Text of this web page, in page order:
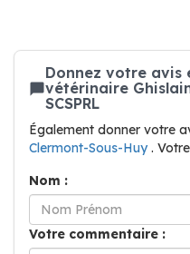
Donnez votre avis
vétérinaire
SCSPRL
Également donner votre
Clermont-Sous-Huy.
Nom :
Votre commentaire :